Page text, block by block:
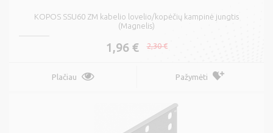
KOPOS SSU60 ZM kabelio lovelio/kopėčių kampinė jungtis
(Magnelis)
1,96 € 2,30 €
Plačiau Pažymėti